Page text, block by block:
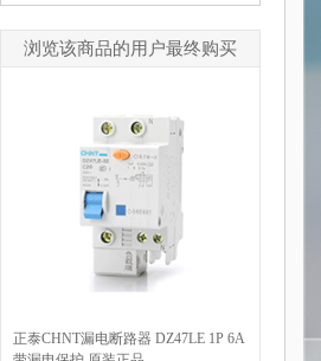
浏览该商品的用户最终购买
正泰CHNT漏电断路器 DZ47LE 1P 6A